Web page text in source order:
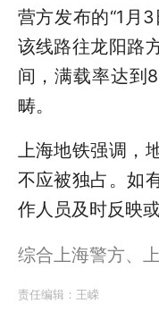
营方发布的“1月
该线路往龙阳路
间，满载率达到
畴。
上海地铁强调，
不应被独占。如
作人员及时反映
综合上海警方、
责任编辑： 王嵘